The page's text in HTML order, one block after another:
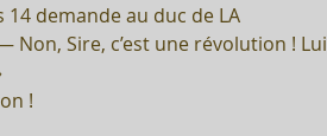
demande au duc de LA
Non, Sire, c’est une révolution ! Lui
!